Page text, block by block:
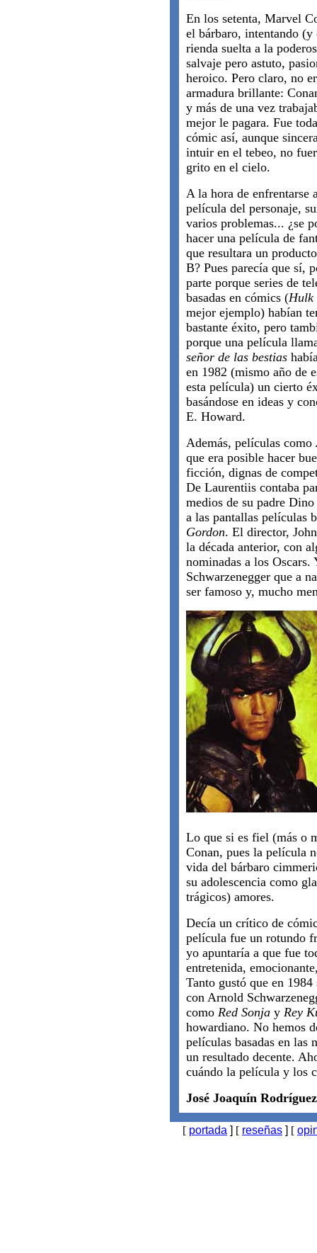
En los setenta, Marvel
el bárbaro, intentando (y
rienda suelta a la
salvaje pero astuto,
heroico. Pero claro, no
armadura brillante:
y más de una vez
mejor le pagara. Fue
cómic así, aunque
intuir en el tebeo, no
grito en el cielo.
A la hora de enfrentarse
película del personaje,
varios problemas... ¿se
hacer una película de
que resultara un
B? Pues parecía que sí,
parte porque series de
basadas en cómics (Hulk
mejor ejemplo) habían
bastante éxito, pero
porque una película
señor de las bestias
en 1982 (mismo año de
esta película) un cierto
basándose en ideas y
E. Howard.
Además, películas como
que era posible hacer
ficción, dignas de
De Laurentiis contaba
medios de su padre
a las pantallas películas
Gordon. El director,
la década anterior, con
nominadas a los
Schwarzenegger que a
ser famoso y, mucho
Lo que si es fiel (más o
Conan, pues la película
vida del bárbaro
su adolescencia como
trágicos) amores.
Decía un crítico de
película fue un rotundo
yo apuntaría a que fue
entretenida,
Tanto gustó que en
con Arnold
como Red Sonja y Rey
howardiano. No hemos
películas basadas en las
un resultado decente.
cuándo la película y los
José Joaquín Rodríguez
[ portada ] [ reseñas ] [